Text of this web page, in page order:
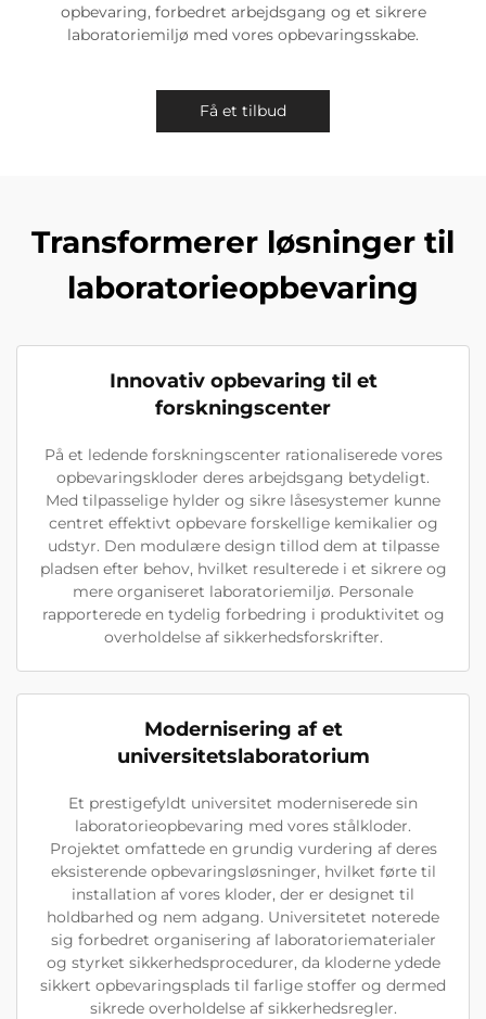
opbevaring, forbedret arbejdsgang og et sikrere
laboratoriemiljø med vores opbevaringsskabe.
Få et tilbud
Transformerer løsninger til
laboratorieopbevaring
Innovativ opbevaring til et
forskningscenter
På et ledende forskningscenter rationaliserede vores
opbevaringskloder deres arbejdsgang betydeligt.
Med tilpasselige hylder og sikre låsesystemer kunne
centret effektivt opbevare forskellige kemikalier og
udstyr. Den modulære design tillod dem at tilpasse
pladsen efter behov, hvilket resulterede i et sikrere og
mere organiseret laboratoriemiljø. Personale
rapporterede en tydelig forbedring i produktivitet og
overholdelse af sikkerhedsforskrifter.
Modernisering af et
universitetslaboratorium
Et prestigefyldt universitet moderniserede sin
laboratorieopbevaring med vores stålkloder.
Projektet omfattede en grundig vurdering af deres
eksisterende opbevaringsløsninger, hvilket førte til
installation af vores kloder, der er designet til
holdbarhed og nem adgang. Universitetet noterede
sig forbedret organisering af laboratoriematerialer
og styrket sikkerhedsprocedurer, da kloderne ydede
sikkert opbevaringsplads til farlige stoffer og dermed
sikrede overholdelse af sikkerhedsregler.